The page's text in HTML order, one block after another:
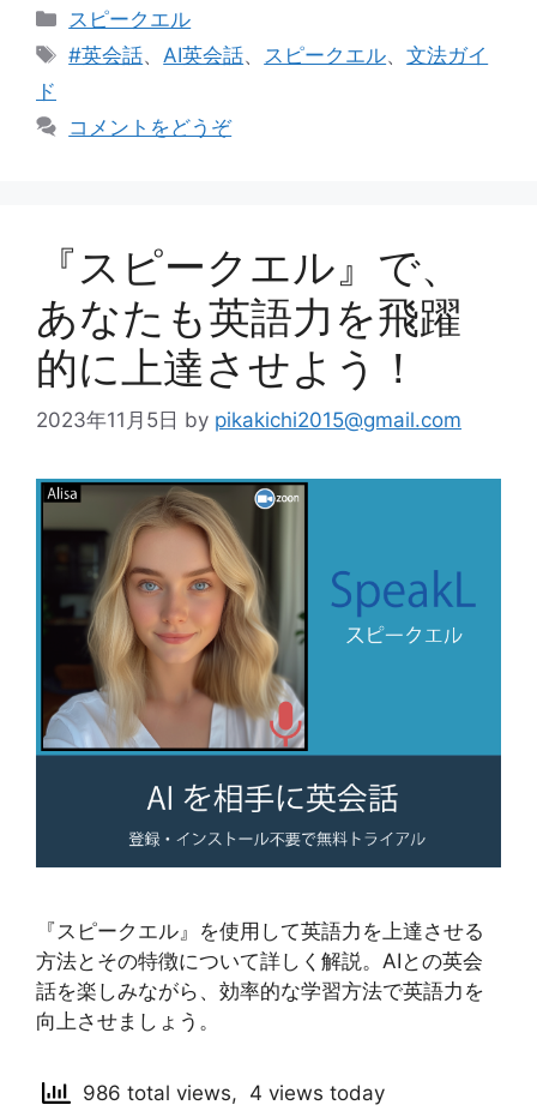
カ
テ
ゴ
ー
スピークエル
タ
#英会話、 AI英会話、 スピークエル、文法ガイ
ド
コメントをどうぞ
『スピークエル』で、
あなたも英語力を飛躍
的に上達させよう！
2023年11月5日 by pikakichi2015@gmail.com
『スピークエル』を使用して英語力を上達させる
方法とその特徴について詳しく解説。AIとの英会
話を楽しみながら、効率的な学習方法で英語力を
向上させましょう。
986 total views, 4 views today